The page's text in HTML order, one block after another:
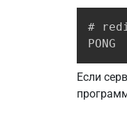
#
PONG
Если